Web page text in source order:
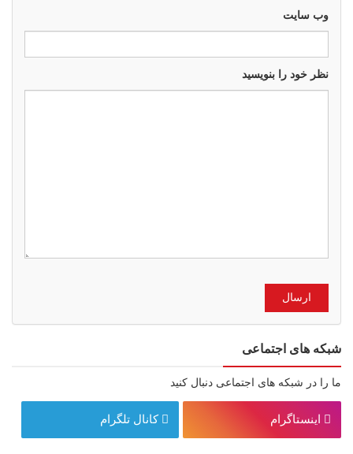
وب سايت
نظر خود را بنویسید
شبکه های اجتماعی
ما را در شبکه های اجتماعی دنبال کنید
اینستاگرام کانال تلگرام